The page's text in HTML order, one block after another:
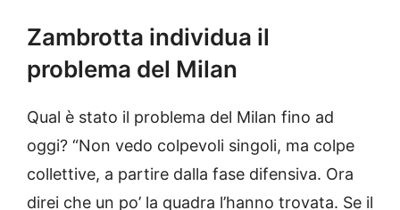
Zambrotta individua il
problema del Milan
Qual è stato il problema del Milan fino ad
oggi? “Non vedo colpevoli singoli, ma colpe
collettive, a partire dalla fase difensiva. Ora
direi che un po’ la quadra l’hanno trovata. Se il